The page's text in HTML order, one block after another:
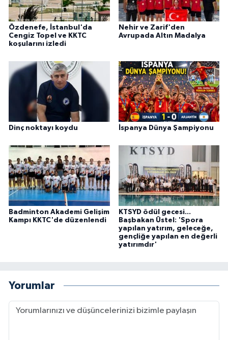
Özdenefe, İstanbul'da
Cengiz Topel ve KKTC
koşularını izledi
Nehir ve Zarif'den
Avrupada Altın Madalya
Dinç noktayı koydu İspanya Dünya Şampiyonu
Badminton Akademi Gelişim
Kampı KKTC'de düzenlendi
KTSYD ödül gecesi...
Başbakan Üstel: 'Spora
yapılan yatırım, geleceğe,
gençliğe yapılan en değerli
yatırımdır'
Yorumlar